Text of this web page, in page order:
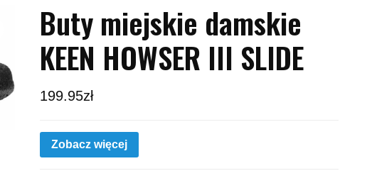
Buty miejskie damskie
KEEN HOWSER III SLIDE
199.95zł
Zobacz więcej